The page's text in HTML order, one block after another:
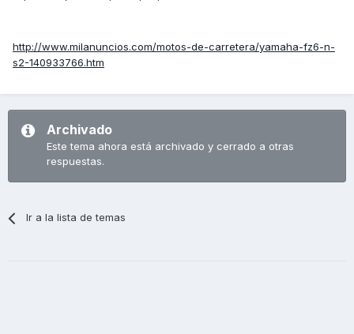
http://www.milanuncios.com/motos-de-carretera/yamaha-fz6-n-
s2-140933766.htm
Archivado
Este tema ahora está archivado y cerrado a otras
respuestas.
Ir a la lista de temas